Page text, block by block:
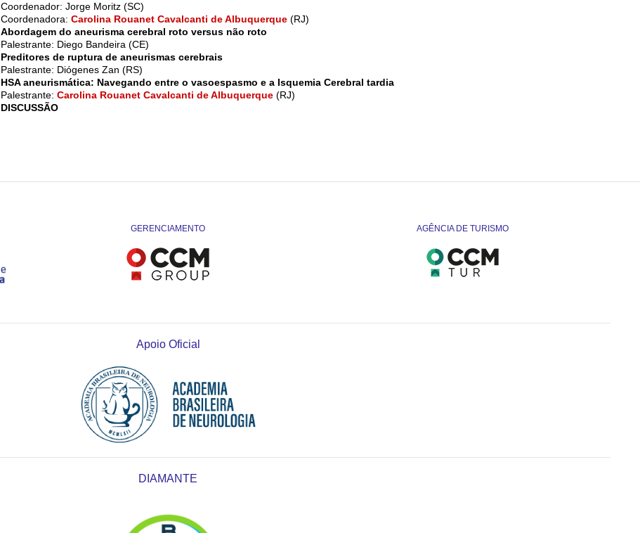
Coordenador: Jorge Moritz (SC)
Coordenadora: Carolina Rouanet Cavalcanti de Albuquerque(RJ)
Abordagem do aneurisma cerebral roto versus não roto
Palestrante: Diego Bandeira (CE)
Preditores de ruptura de aneurismas cerebrais
Palestrante: Diógenes Zan (RS)
HSA aneurismática: Navegando entre o vasoespasmo e a Isquemia Cerebral tardia
Palestrante: Carolina Rouanet Cavalcanti de Albuquerque(RJ)
DISCUSSÃO
GERENCIAMENTO AGÊNCIA DE TURISMO
Apoio Oficial
DIAMANTE